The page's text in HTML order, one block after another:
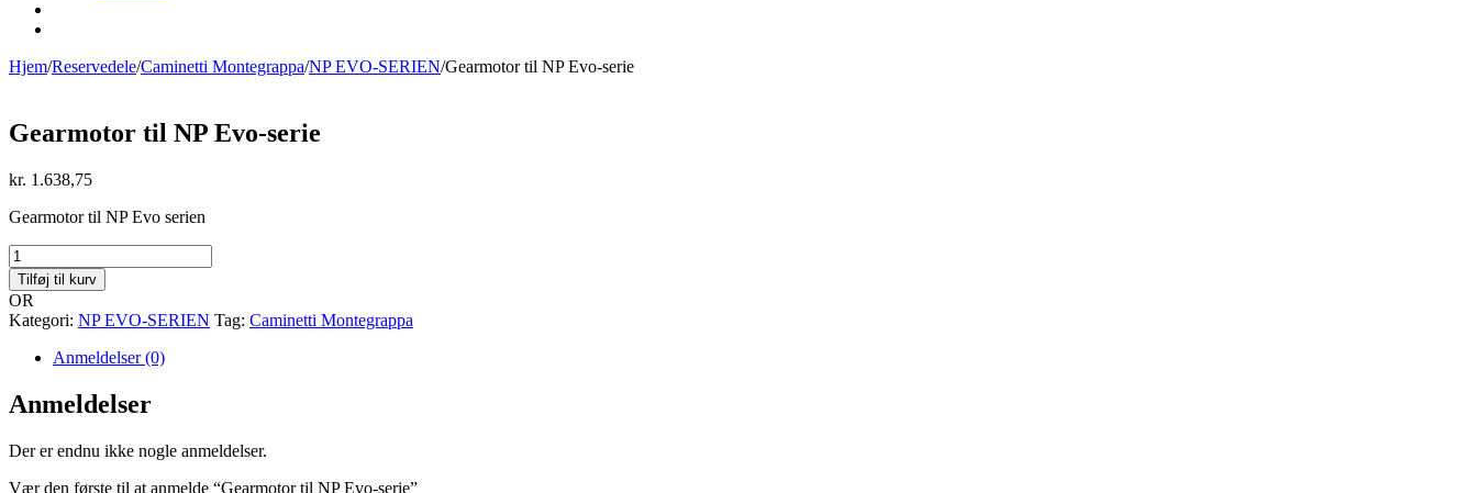
Hjem/Reservedele/Caminetti Montegrappa/NP EVO-SERIEN/Gearmotor til NP Evo-serie
Gearmotor til NP Evo-serie
kr. 1.638,75
Gearmotor til NP Evo serien
Gearmotor
til
NP
Evo-
serie
antal
Tilføj til kurv
OR
Kategori: NP EVO-SERIEN Tag: Caminetti Montegrappa
Anmeldelser (0)
Anmeldelser
Der er endnu ikke nogle anmeldelser.
Vær den første til at anmelde “Gearmotor til NP Evo-serie”